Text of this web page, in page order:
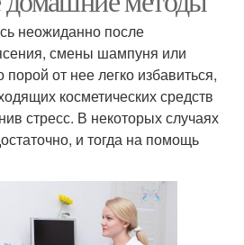
неожиданно после
смены шампуня или
от нее легко избавиться,
косметических средств
стресс. В некоторых случаях
и тогда на помощь